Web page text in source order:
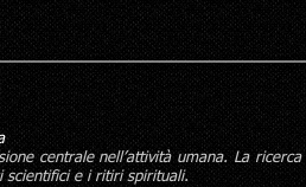
centrale nell’attività umana. La
scientifici e i ritiri spirituali.